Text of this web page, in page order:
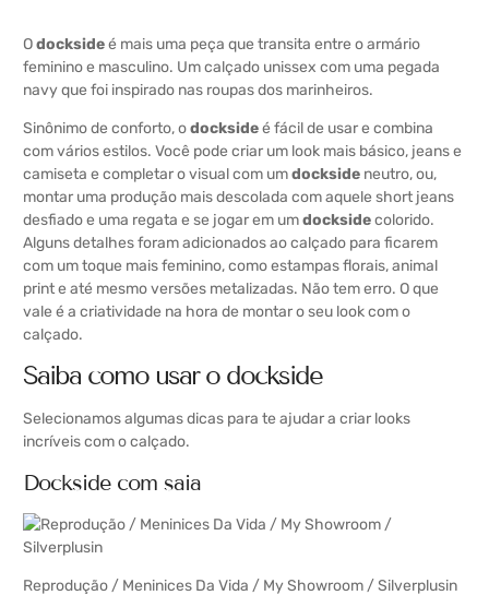
Odocksideé mais uma peça que transita entre o armário
feminino e masculino. Um calçado unissex com uma pegada
navy que foi inspirado nas roupas dos marinheiros.
Sinônimo de conforto, odocksideé fácil de usar e combina
com vários estilos. Você pode criar um look mais básico, jeans e
camiseta e completar o visual com umdockside neutro, ou,
montar uma produção mais descolada com aquele short jeans
desfiado e uma regata e se jogar em umdocksidecolorido.
Alguns detalhes foram adicionados ao calçado para ficarem
com um toque mais feminino, como estampas florais, animal
print e até mesmo versões metalizadas. Não tem erro. O que
vale é a criatividade na hora de montar o seu look com o
calçado.
Saiba como usar o dockside
Selecionamos algumas dicas para te ajudar a criar looks
incríveis com o calçado.
Dockside com saia
Reprodução / Meninices Da Vida / My Showroom /Silverplusin